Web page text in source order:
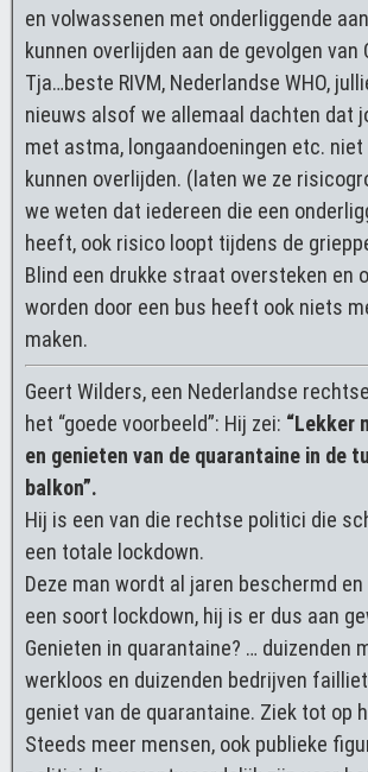
en volwassenen met onderliggende
kunnen overlijden aan de gevolgen van
Tja…beste RIVM, Nederlandse WHO,
nieuws alsof we allemaal dachten dat
met astma, longaandoeningen etc. niet
kunnen overlijden. (laten we ze
we weten dat iedereen die een
heeft, ook risico loopt tijdens de
Blind een drukke straat oversteken en
worden door een bus heeft ook niets
maken.
Geert Wilders, een Nederlandse
het “goede voorbeeld”: Hij zei: “Lekker
en genieten van de quarantaine in de
balkon”.
Hij is een van die rechtse politici die
een totale lockdown.
Deze man wordt al jaren beschermd
een soort lockdown, hij is er dus aan
Genieten in quarantaine? … duizenden
werkloos en duizenden bedrijven
geniet van de quarantaine. Ziek tot op
Steeds meer mensen, ook publieke